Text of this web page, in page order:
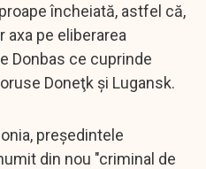
încheiată, astfel că,
axa pe eliberarea
Donbas ce cuprinde
Doneţk şi Lugansk.
preşedintele
din nou "criminal de